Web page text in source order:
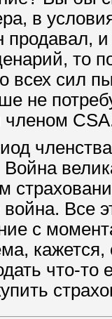
в
продавал,
то
всех сил
не
Все
с
что-